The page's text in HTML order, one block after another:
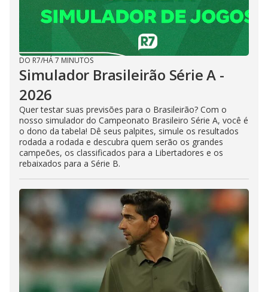
DO R7/HÁ 7 MINUTOS
Simulador Brasileirão Série A -
2026
Quer testar suas previsões para o Brasileirão? Com o
nosso simulador do Campeonato Brasileiro Série A, você é
o dono da tabela! Dê seus palpites, simule os resultados
rodada a rodada e descubra quem serão os grandes
campeões, os classificados para a Libertadores e os
rebaixados para a Série B.